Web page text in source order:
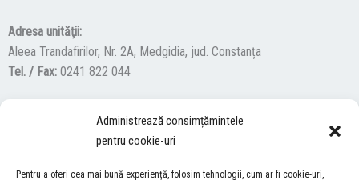
Administrează consimțămintele
pentru cookie-uri
Pentru a oferi cea mai bună experiență, folosim tehnologii, cum ar fi cookie-uri,
Adresa unităţii:
Aleea Trandafirilor, Nr. 2A, Medgidia, jud. Constanța
Tel. / Fax: 0241 822 044
F
a
c
Y
u
I
s